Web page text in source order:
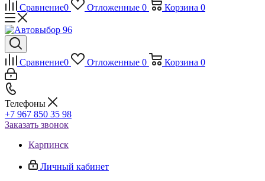
Сравнение0 Отложенные 0 Корзина 0
Сравнение0 Отложенные 0 Корзина 0
Телефоны
+7 967 850 35 98
Заказать звонок
Карпинск
Личный кабинет